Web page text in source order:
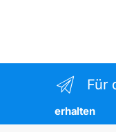
Für
erhalten